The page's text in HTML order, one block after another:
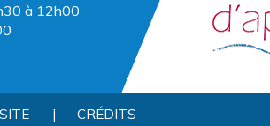
à 12h00
CRÉDITS